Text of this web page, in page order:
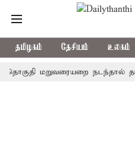
தமிழகம் தேசியம் உலகம்
மறுவரையறை நடந்தால்